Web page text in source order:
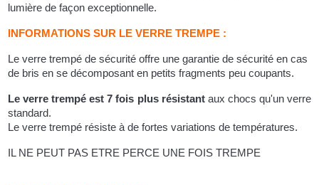
lumière de façon exceptionnelle.
INFORMATIONS SUR LE VERRE TREMPE :
Le verre trempé de sécurité offre une garantie de sécurité en cas
de bris en se décomposant en petits fragments peu coupants.
Le verre trempé est 7 fois plus résistantaux chocs qu'un verre
standard.
Le verre trempé résiste à de fortes variations de températures.
IL NE PEUT PAS ETRE PERCE UNE FOIS TREMPE